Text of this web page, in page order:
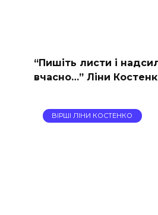
“Пишіть листи і
вчасно…” Ліни
ВІРШІ ЛІНИ КОСТЕНКО